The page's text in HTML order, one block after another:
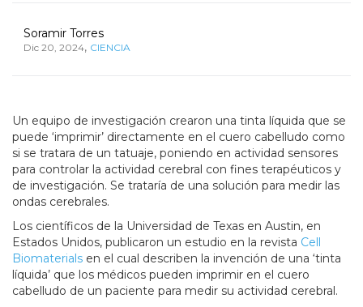
Soramir Torres
Dic 20, 2024, CIENCIA
Un equipo de investigación crearon una tinta líquida que se
puede ‘imprimir’ directamente en el cuero cabelludo como
si se tratara de un tatuaje, poniendo en actividad sensores
para controlar la actividad cerebral con fines terapéuticos y
de investigación. Se trataría de una solución para medir las
ondas cerebrales.
Los científicos de la Universidad de Texas en Austin, en
Estados Unidos, publicaron un estudio en la revista Cell
Biomaterials en el cual describen la invención de una ‘tinta
líquida’ que los médicos pueden imprimir en el cuero
cabelludo de un paciente para medir su actividad cerebral.